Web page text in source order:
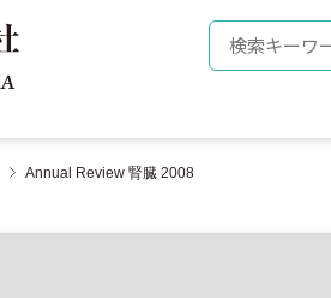
検索キーワード
Annual Review 腎臓 2008